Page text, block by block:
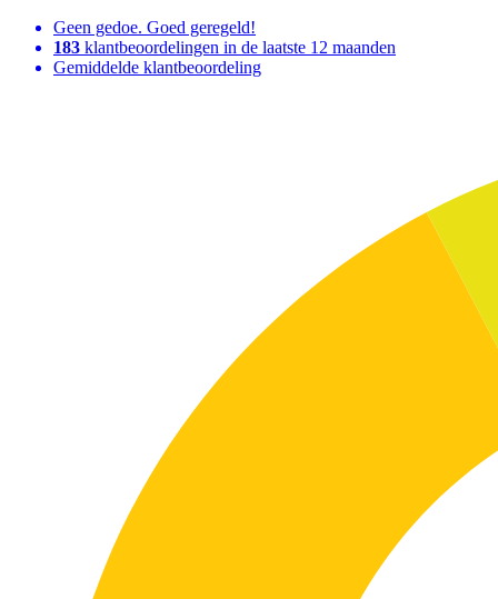
Geen gedoe. Goed geregeld!
183 klantbeoordelingen in de laatste 12 maanden
Gemiddelde klantbeoordeling